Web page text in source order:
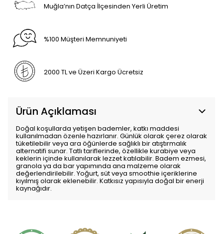
Muğla’nın Datça İlçesinden Yerli Üretim
%100 Müşteri Memnuniyeti
2000 TL ve Üzeri Kargo Ücretsiz
Ürün Açıklaması
Doğal koşullarda yetişen bademler, katkı maddesi
kullanılmadan özenle hazırlanır. Günlük olarak çerez olarak
tüketilebilir veya ara öğünlerde sağlıklı bir atıştırmalık
alternatifi sunar. Tatlı tariflerinde, özellikle kurabiye veya
keklerin içinde kullanılarak lezzet katılabilir. Badem ezmesi,
granola ya da bar yapımında ana malzeme olarak
değerlendirilebilir. Yoğurt, süt veya smoothie içeriklerine
kıyılmış olarak eklenebilir. Katkısız yapısıyla doğal bir enerji
kaynağıdır.